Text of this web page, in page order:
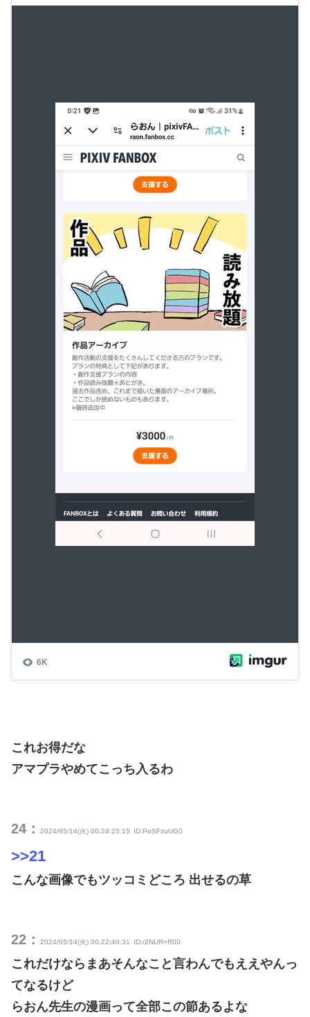
これお得だな
アマプラやめてこっち入るわ
24： 2024/05/14(火) 00:24:25.15 ID:PoSFzuUG0
>>21
こんな画像でもツッコミどころ 出せるの草
22： 2024/05/14(火) 00:22:40.31 ID:r2NUR+R00
これだけならまあそんなこと言わんでもええやんっ
てなるけど
らおん先生の漫画って全部この節あるよな